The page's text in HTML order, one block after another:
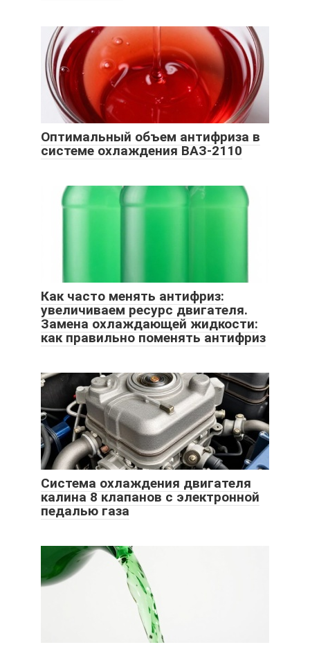
Оптимальный объем антифриза в
системе охлаждения ВАЗ-2110
Как часто менять антифриз:
увеличиваем ресурс двигателя.
Замена охлаждающей жидкости:
как правильно поменять антифриз
Система охлаждения двигателя
калина 8 клапанов с электронной
педалью газа